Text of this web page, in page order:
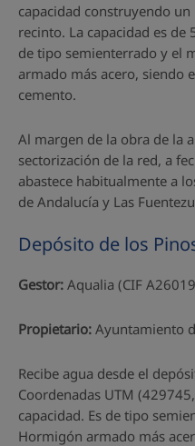
capacidad construyendo
recinto. La capacidad es de
de tipo semienterrado y el
armado más acero, siendo
cemento.
Al margen de la obra de la
sectorización de la red, a
abastece habitualmente a
de Andalucía y Las
Depósito de los
Gestor: Aqualia (CIF
Propietario: Ayuntamiento
Recibe agua desde el
Coordenadas UTM
capacidad. Es de tipo
Hormigón armado más